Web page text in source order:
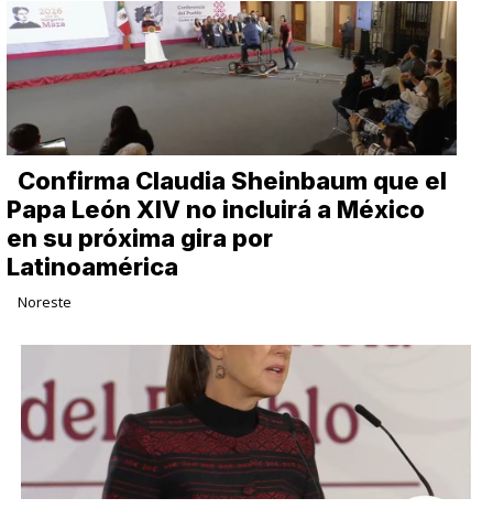
Confirma Claudia Sheinbaum que el
Papa León XIV no incluirá a México
en su próxima gira por
Latinoamérica
Noreste